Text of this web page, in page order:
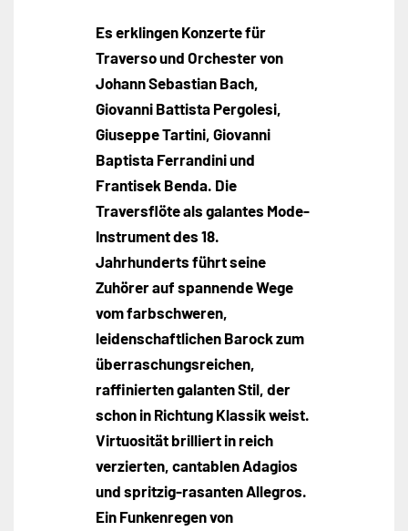
Es erklingen Konzerte für
Traverso und Orchester von
Johann Sebastian Bach,
Giovanni Battista Pergolesi,
Giuseppe Tartini, Giovanni
Baptista Ferrandini und
Frantisek Benda. Die
Traversflöte als galantes Mode-
Instrument des 18.
Jahrhunderts führt seine
Zuhörer auf spannende Wege
vom farbschweren,
leidenschaftlichen Barock zum
überraschungsreichen,
raffinierten galanten Stil, der
schon in Richtung Klassik weist.
Virtuosität brilliert in reich
verzierten, cantablen Adagios
und spritzig-rasanten Allegros.
Ein Funkenregen von